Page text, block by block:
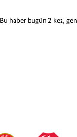
Bu haber bugün 2 kez,